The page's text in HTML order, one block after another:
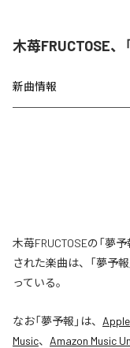
木苺FRUCTOSE、
新曲情報
木苺FRUCTOSEの「夢
された楽曲は、「夢予
っている。
なお「夢予報 」は、
Music、 Amazon Music